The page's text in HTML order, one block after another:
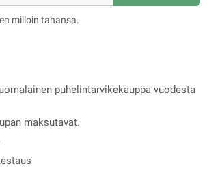
milloin tahansa.
puhelintarvikekauppa vuodesta
maksutavat.